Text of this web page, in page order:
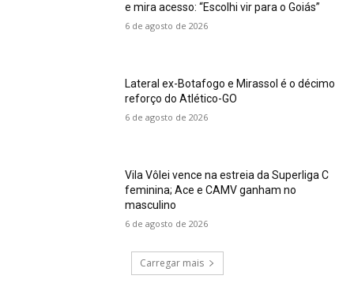
e mira acesso: “Escolhi vir para o Goiás”
6 de agosto de 2026
Lateral ex-Botafogo e Mirassol é o décimo
reforço do Atlético-GO
6 de agosto de 2026
Vila Vôlei vence na estreia da Superliga C
feminina; Ace e CAMV ganham no
masculino
6 de agosto de 2026
Carregar mais